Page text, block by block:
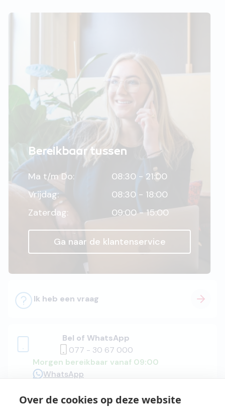
Over de cookies op deze website
Bereikbaar tussen
Ma t/m Do:
08:30 - 21:00
Vrijdag:
08:30 - 18:00
Zaterdag:
09:00 - 15:00
Ga naar de klantenservice
Ik heb een vraag
Bel of WhatsApp
077 - 30 67 000
Morgen bereikbaar vanaf 09:00
WhatsApp